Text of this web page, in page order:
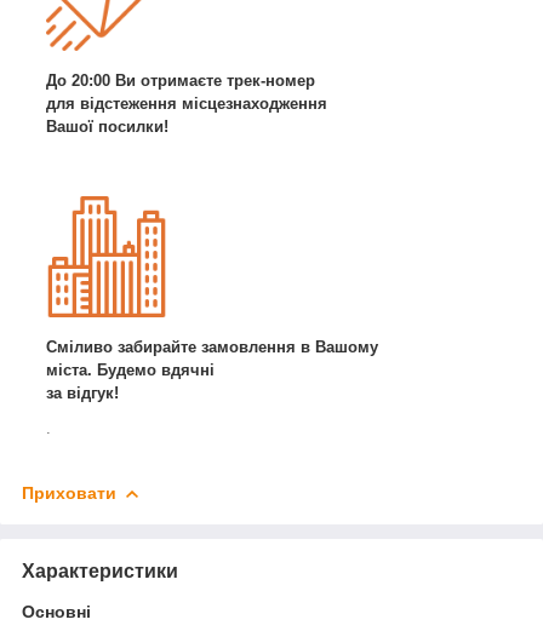
До 20:00 Ви отримаєте трек-номер
для відстеження місцезнаходження
Вашої посилки!
Сміливо забирайте замовлення в Вашому
міста. Будемо вдячні
за відгук!
Приховати
Характеристики
Основні